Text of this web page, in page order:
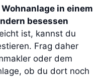
in einem
besessen
ist, kannst du
Frag daher
oder dem
ob du dort noch